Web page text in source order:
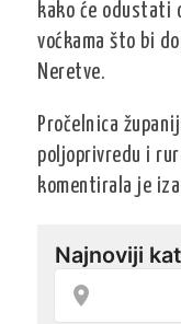
kako će odustati
voćkama što bi
Neretve.
Pročelnica
poljoprivredu i
komentirala je